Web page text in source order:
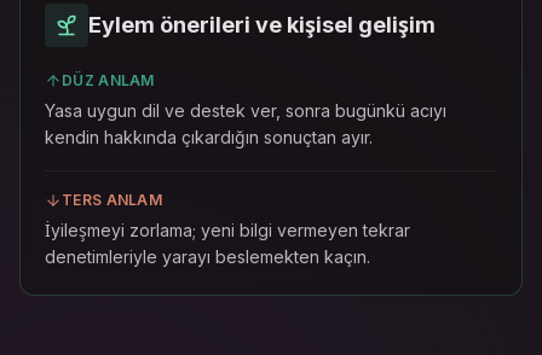
Eylem önerileri ve kişisel gelişim
DÜZ ANLAM
Yasa uygun dil ve destek ver, sonra bugünkü acıyı
kendin hakkında çıkardığın sonuçtan ayır.
TERS ANLAM
İyileşmeyi zorlama; yeni bilgi vermeyen tekrar
denetimleriyle yarayı beslemekten kaçın.